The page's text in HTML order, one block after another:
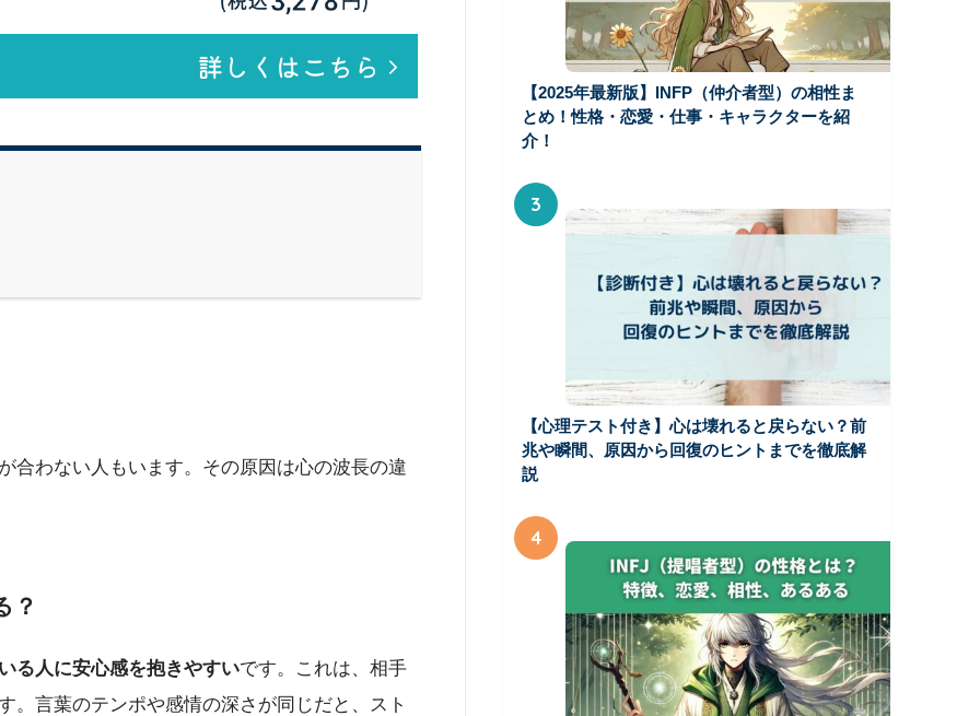
合わない人もいます。その原因は心の波長の違
？
る人に安心感を抱きやすいです。これは、相手
。言葉のテンポや感情の深さが同じだと、スト
【2025年最新版】INFP（仲介者型）の相性ま
とめ！性格・恋愛・仕事・キャラクターを紹
介！
3
【心理テスト付き】心は壊れると戻らない？前
兆や瞬間、原因から回復のヒントまでを徹底解
説
4